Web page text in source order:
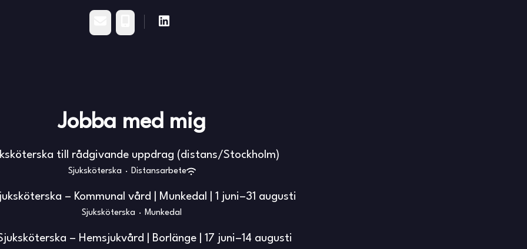
Jobba med mig
till rådgivande uppdrag (distans/Stockholm)
Sjuksköterska · Distansarbete
– Kommunal vård | Munkedal | 1 juni–31 augusti
Sjuksköterska · Munkedal
– Hemsjukvård | Borlänge | 17 juni–14 augusti